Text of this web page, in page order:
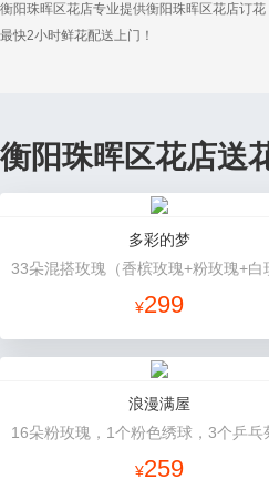
衡阳珠晖区花店专业提供衡阳珠晖区花店订
最快2小时鲜花配送上门！
衡阳珠晖区花店送
多彩的梦
¥299
浪漫满屋
¥259